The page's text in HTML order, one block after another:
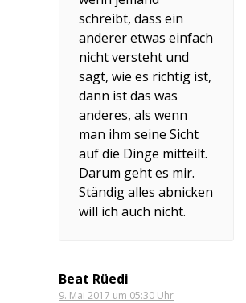
schreibt, dass ein
anderer etwas einfach
nicht versteht und
sagt, wie es richtig ist,
dann ist das was
anderes, als wenn
man ihm seine Sicht
auf die Dinge mitteilt.
Darum geht es mir.
Ständig alles abnicken
will ich auch nicht.
Beat Rüedi
9. Mai 2017 um 05:30 Uhr